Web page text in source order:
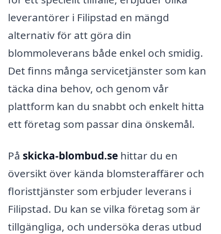
leverantörer i Filipstad en mängd
alternativ för att göra din
blommoleverans både enkel och smidig.
Det finns många servicetjänster som kan
täcka dina behov, och genom vår
plattform kan du snabbt och enkelt hitta
ett företag som passar dina önskemål.
På skicka-blombud.se hittar du en
översikt över kända blomsteraffärer och
floristtjänster som erbjuder leverans i
Filipstad. Du kan se vilka företag som är
tillgängliga, och undersöka deras utbud